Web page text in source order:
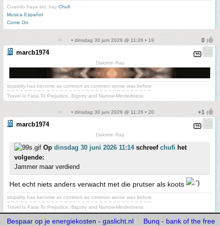
Cuando haya sol, hay Chufi
Musica Español
Come On
• dinsdag 30 juni 2026 @ 11:26 • 19
marcb1974
Dakshin Ray
stupidity has become as common as common sense was before
~ ~ ~ ~ ~ ~ ~ ~ ~ ~ ~ ~ ~ ~ ~ ~ ~ ~ ~ ~ ~ ~ ~ ~ ~ ~ ~ ~ ~ ~ ~ ~ ~
Travel Is Fatal To Prejudice, Bigotry and Narrow-Mindedness
• dinsdag 30 juni 2026 @ 11:26 • 20
marcb1974
Dakshin Ray
Op dinsdag 30 juni 2026 11:14schreef chufi het
volgende:
Jammer maar verdiend
Het echt niets anders verwacht met die prutser als koots
stupidity has become as common as common sense was before
~ ~ ~ ~ ~ ~ ~ ~ ~ ~ ~ ~ ~ ~ ~ ~ ~ ~ ~ ~ ~ ~ ~ ~ ~ ~ ~ ~ ~ ~ ~ ~ ~
Travel Is Fatal To Prejudice, Bigotry and Narrow-Mindedness
Bespaar op je energiekosten - gaslicht.nl Bunq - bank of the free